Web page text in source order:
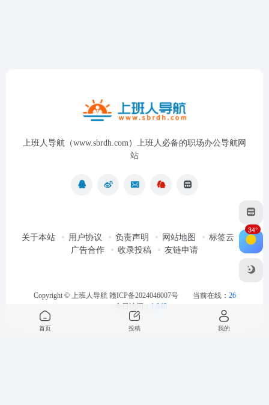
上班人导航（www.sbrdh.com）上班人必备的职场办公导航网
站
关于本站 用户协议 负责声明 网站地图
标签云
广告合作
收录投稿 友链申请
Copyright © 上班人导航 赣ICP备2024046007号 当前在线： 26
今日访问： 1,048
34°
首页 投稿 我的